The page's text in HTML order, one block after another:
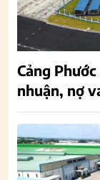
Cảng
nhuận, nợ